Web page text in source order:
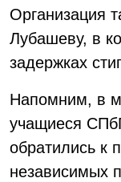
Организация
Лубашеву, в
задержках
Напомним, в
учащиеся
обратились к
независимых